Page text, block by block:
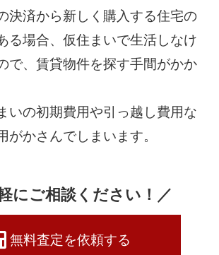
決済から新しく購入する住宅の
る場合、仮住まいで生活しなけ
で、賃貸物件を探す手間がかか
いの初期費用や引っ越し費用な
がかさんでしまいます。
にご相談ください！／
無料査定を依頼する